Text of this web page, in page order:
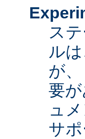
ス
ル
が
要
ュ
サ